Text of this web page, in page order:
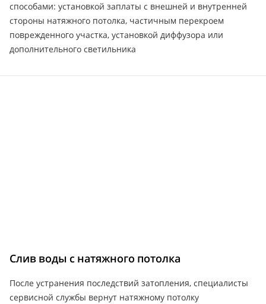
способами: установкой заплаты с внешней и внутренней
стороны натяжного потолка, частичным перекроем
поврежденного участка, установкой диффузора или
дополнительного светильника
Слив воды с натяжного потолка
После устранения последствий затопления, специалисты
сервисной службы вернут натяжному потолку